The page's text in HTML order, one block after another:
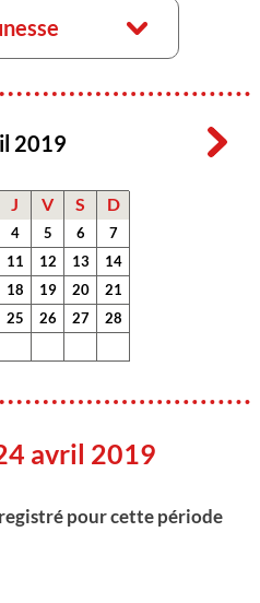
2019
J V S D
4 5 6
7
11 12 13
14
18 19 20
21
25 26 27
28
avril 2019
pour cette période